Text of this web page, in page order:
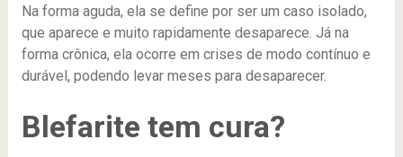
Na forma aguda, ela se define por ser um caso isolado,
que aparece e muito rapidamente desaparece. Já na
forma crônica, ela ocorre em crises de modo contínuo e
durável, podendo levar meses para desaparecer.
Blefarite tem cura?